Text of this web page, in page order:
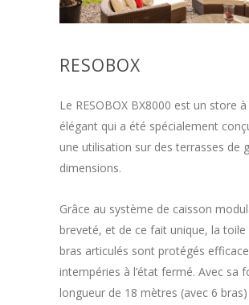
RESOBOX
Le RESOBOX BX8000 est un store
élégant qui a été spécialement
une utilisation sur des terrasses de
dimensions.
Grâce au système de caisson
breveté, et de ce fait unique, la toile
bras articulés sont protégés
intempéries à l’état fermé. Avec sa
longueur de 18 mètres (avec 6